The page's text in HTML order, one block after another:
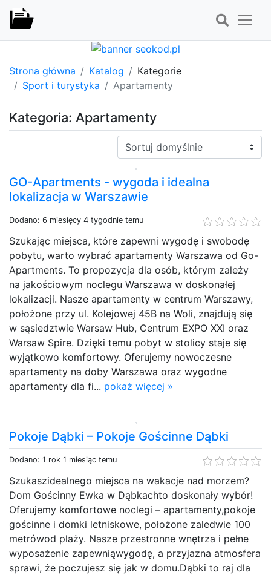
Strona główna Katalog
Kategorie
Sport i turystyka
Apartamenty
Kategoria: Apartamenty
Sortuj:
GO-Apartments - wygoda i idealna
lokalizacja w Warszawie
Dodano: 6 miesięcy 4 tygodnie temu
Szukając miejsca, które zapewni wygodę i swobodę
pobytu, warto wybrać apartamenty Warszawa od Go-
Apartments. To propozycja dla osób, którym zależy
na jakościowym noclegu Warszawa w doskonałej
lokalizacji. Nasze apartamenty w centrum Warszawy,
położone przy ul. Kolejowej 45B na Woli, znajdują się
w sąsiedztwie Warsaw Hub, Centrum EXPO XXI oraz
Warsaw Spire. Dzięki temu pobyt w stolicy staje się
wyjątkowo komfortowy. Oferujemy nowoczesne
apartamenty na doby Warszawa oraz wygodne
apartamenty dla fi... pokaż więcej »
Pokoje Dąbki – Pokoje Gościnne Dąbki
Dodano: 1 rok 1 miesiąc temu
Szukaszidealnego miejsca na wakacje nad morzem?
Dom Gościnny Ewka w Dąbkachto doskonały wybór!
Oferujemy komfortowe noclegi – apartamenty,pokoje
gościnne i domki letniskowe, położone zaledwie 100
metrówod plaży. Nasze przestronne wnętrza i pełne
wyposażenie zapewniąwygodę, a przyjazna atmosfera
sprawi, że poczujesz się jak w domu.Dąbki to raj dla